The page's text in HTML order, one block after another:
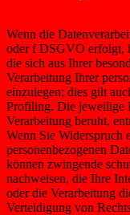
Wenn die
oder f DSGVO erfolgt,
die sich aus Ihrer
Verarbeitung Ihrer
einzulegen; dies gilt
Profiling. Die jeweilige
Verarbeitung beruht,
Wenn Sie Widerspruch
personenbezogenen
können zwingende
nachweisen, die Ihre
oder die Verarbeitung
Verteidigung von